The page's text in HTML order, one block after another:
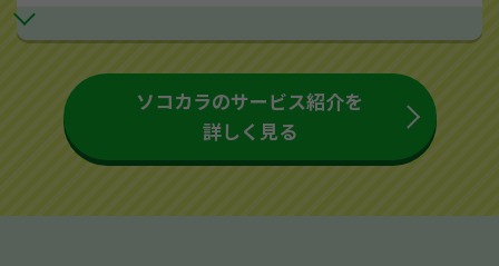
ソコカラのサービス紹介を
詳しく見る